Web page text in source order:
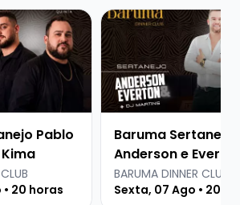
Sertanejo Pablo e Patrick +
Pablo
20 horas
Veja mais sobre
Baruma Sertanejo
Anderson e
Martins
BARUMA DINNER CLUB
Sexta, 07 Ago • 20